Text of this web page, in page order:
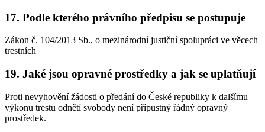
17. Podle kterého právního předpisu se postupuje
Zákon č. 104/2013 Sb., o mezinárodní justiční spolupráci ve věcech
trestních
19. Jaké jsou opravné prostředky a jak se uplatňují
Proti nevyhovění žádosti o předání do České republiky k dalšímu
výkonu trestu odnětí svobody není přípustný řádný opravný
prostředek.